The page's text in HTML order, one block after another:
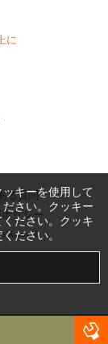
に
る質問
リシー
Reserved.
キーを使用して
ださい。クッキー
ださい。クッキ
ださい。